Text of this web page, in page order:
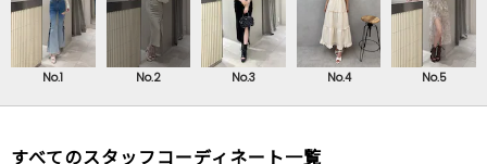
No.1 No.2 No.3 No.4 No.5
すべてのスタッフコーディネート一覧